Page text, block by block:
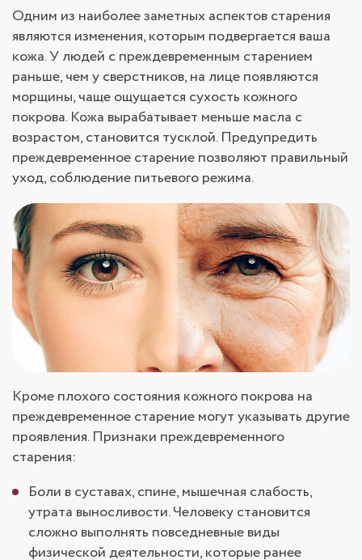
Одним из наиболее заметных аспектов старения
являются изменения, которым подвергается ваша
кожа. У людей с преждевременным старением
раньше, чем у сверстников, на лице появляются
морщины, чаще ощущается сухость кожного
покрова. Кожа вырабатывает меньше масла с
возрастом, становится тусклой. Предупредить
преждевременное старение позволяют правильный
уход, соблюдение питьевого режима.
Кроме плохого состояния кожного покрова на
преждевременное старение могут указывать другие
проявления. Признаки преждевременного
старения:
Боли в суставах, спине, мышечная слабость,
утрата выносливости. Человеку становится
сложно выполнять повседневные виды
физической деятельности, которые ранее